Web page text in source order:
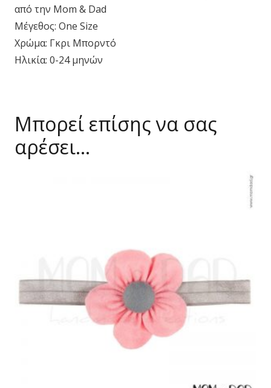
από την Mom & Dad
Μέγεθος: One Size
Χρώμα: Γκρι Μπορντό
Ηλικία: 0-24 μηνών
Μπορεί επίσης να σας
αρέσει…